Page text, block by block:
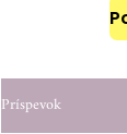
Príspevok